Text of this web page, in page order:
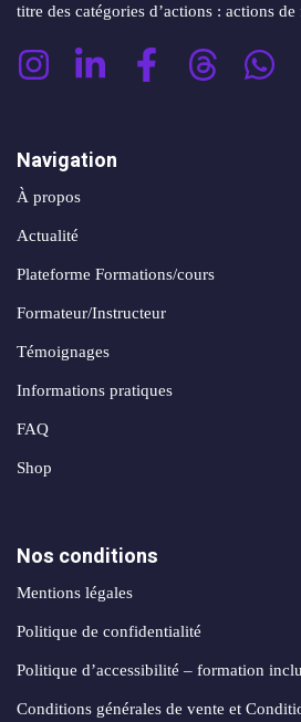
titre des catégories d’actions : actions
Navigation
À propos
Actualité
Plateforme Formations/cours
Formateur/Instructeur
Témoignages
Informations pratiques
FAQ
Shop
Nos conditions
Mentions légales
Politique de confidentialité
Politique d’accessibilité – formation
Conditions générales de vente et